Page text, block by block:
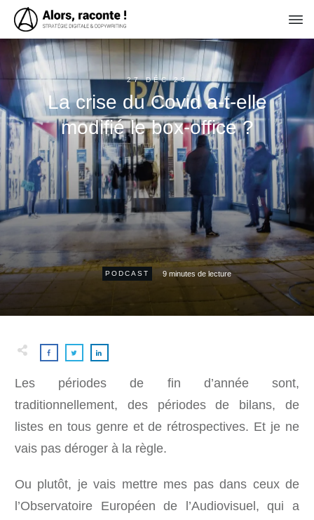
27 DÉC 23
La crise du Covid a-t-elle
modifié le box-office ?
PODCAST 9minutes de lecture
Les périodes de fin d’année sont,
traditionnellement, des périodes de bilans, de
listes en tous genre et de rétrospectives. Et je ne
vais pas déroger à la règle.
Ou plutôt, je vais mettre mes pas dans ceux de
l’Observatoire Européen de l’Audiovisuel, qui a